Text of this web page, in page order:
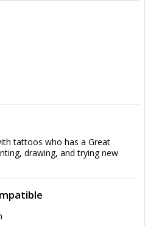
tattoos who has a Great
drawing, and trying new